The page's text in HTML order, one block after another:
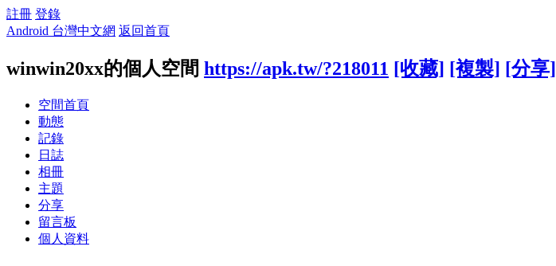
註冊 登錄
Android 台灣中文網 返回首頁
winwin20xx的個人空間 https://apk.tw/?218011 [收藏] [複製] [分享]
空間首頁
動態
記錄
日誌
相冊
主題
分享
留言板
個人資料